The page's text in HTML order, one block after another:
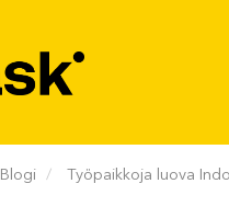
Blogi Työpaikkoja luova